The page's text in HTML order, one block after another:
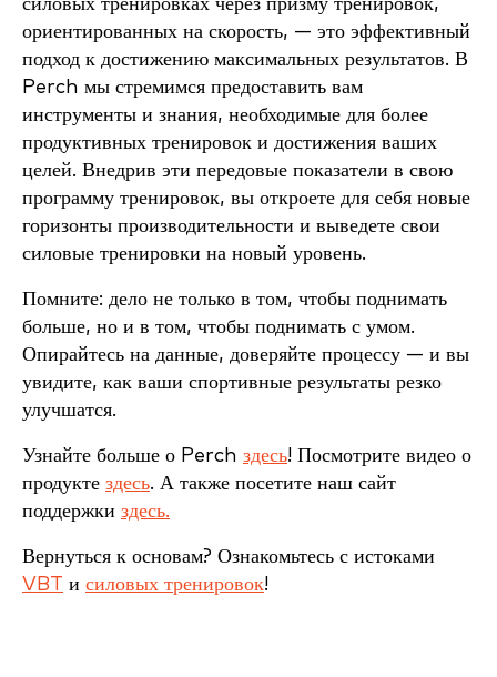
ориентированных на скорость, — это эффективный
подход к достижению максимальных результатов. В
Perch мы стремимся предоставить вам
инструменты и знания, необходимые для более
продуктивных тренировок и достижения ваших
целей. Внедрив эти передовые показатели в свою
программу тренировок, вы откроете для себя новые
горизонты производительности и выведете свои
силовые тренировки на новый уровень.
Помните: дело не только в том, чтобы поднимать
больше, но и в том, чтобы поднимать с умом.
Опирайтесь на данные, доверяйте процессу — и вы
увидите, как ваши спортивные результаты резко
улучшатся.
Узнайте больше о Perch здесь! Посмотрите видео о
продукте здесь. А также посетите наш сайт
поддержки здесь.
Вернуться к основам? Ознакомьтесь с истоками
VBT и силовых тренировок!